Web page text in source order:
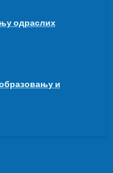
одраслих
и